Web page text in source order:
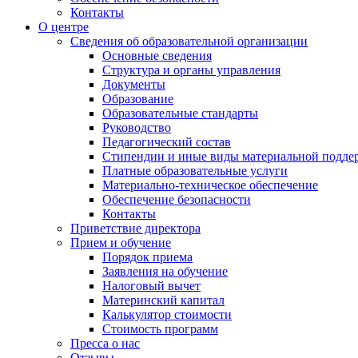
Контакты
О центре
Сведения об образовательной организации
Основные сведения
Структура и органы управления
Документы
Образование
Образовательные стандарты
Руководство
Педагогический состав
Стипендии и иные виды материальной
Платные образовательные услуги
Материально-техническое обеспечение
Обеспечение безопасности
Контакты
Приветствие директора
Прием и обучение
Порядок приема
Заявления на обучение
Налоговый вычет
Материнский капитал
Калькулятор стоимости
Стоимость программ
Пресса о нас